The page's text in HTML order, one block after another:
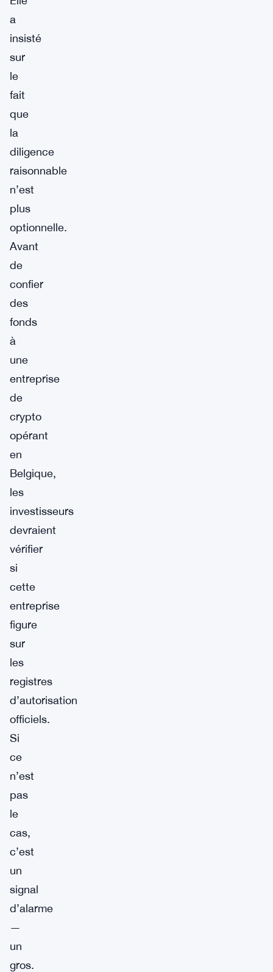
a
insisté
sur
le
fait
que
la
diligence
raisonnable
n’est
plus
optionnelle.
Avant
de
confier
des
fonds
à
une
entreprise
de
crypto
opérant
en
Belgique,
les
investisseurs
devraient
vérifier
si
cette
entreprise
figure
sur
les
registres
d’autorisation
officiels.
Si
ce
n’est
pas
le
cas,
c’est
un
signal
d’alarme
—
un
gros.